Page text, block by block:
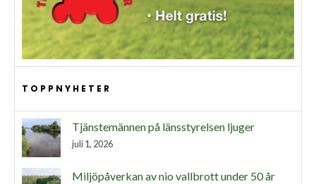
TOPPNYHETER
Tjänstemännen på länsstyrelsen ljuger
juli 1, 2026
Miljöpåverkan av nio vallbrott under 50 år